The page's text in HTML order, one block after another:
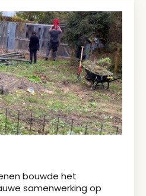
bouwde het
samenwerking op